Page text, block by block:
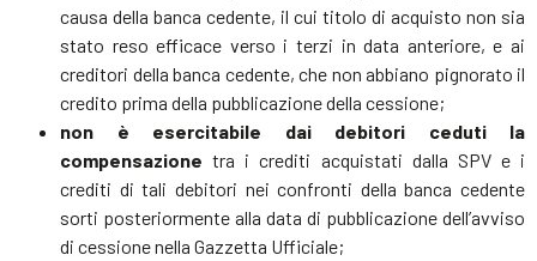
causa della banca cedente, il cui titolo di acquisto non sia
stato reso efficace verso i terzi in data anteriore, e ai
creditori della banca cedente, che non abbiano pignorato il
credito prima della pubblicazione della cessione;
non è esercitabile dai debitori ceduti la
compensazione tra i crediti acquistati dalla SPV e i
crediti di tali debitori nei confronti della banca cedente
sorti posteriormente alla data di pubblicazione dell’avviso
di cessione nella Gazzetta Ufficiale;